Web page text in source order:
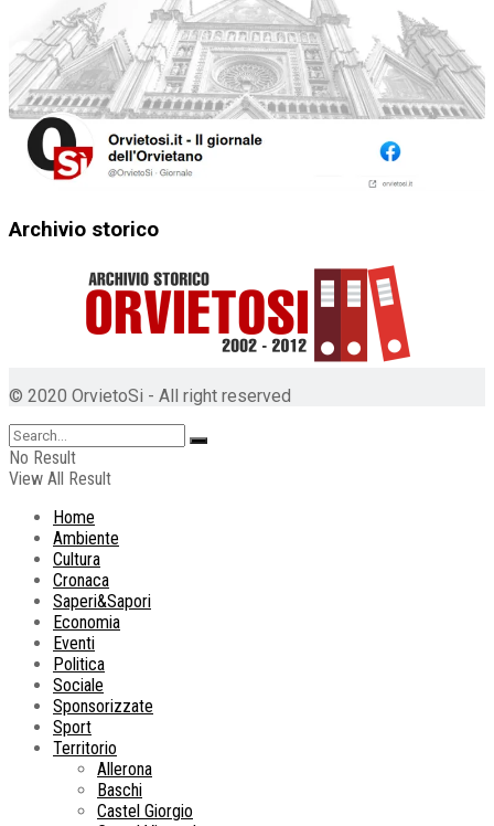
Archivio storico
© 2020 OrvietoSi - All right reserved
No Result
View All Result
Home
Ambiente
Cultura
Cronaca
Saperi&Sapori
Economia
Eventi
Politica
Sociale
Sponsorizzate
Sport
Territorio
Allerona
Baschi
Castel Giorgio